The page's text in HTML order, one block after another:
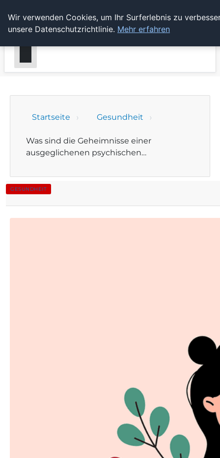
GEDANKENSCHREI
Startseite Gesundheit
Was sind die Geheimnisse einer
ausgeglichenen psychischen…
GESUNDHEIT
Wir verwenden Cookies, um Ihr Surferlebnis zu
unsere Datenschutzrichtlinie. Mehr erfahren